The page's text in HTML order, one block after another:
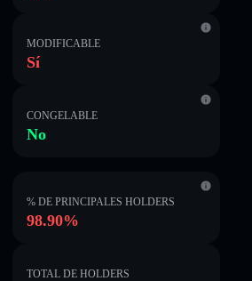
MODIFICABLE
Sí
CONGELABLE
No
% DE PRINCIPALES HOLDERS
98.90%
TOTAL DE HOLDERS